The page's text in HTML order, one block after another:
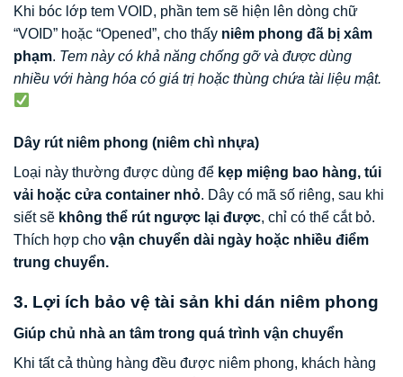
Khi bóc lớp tem VOID, phần tem sẽ hiện lên dòng chữ
“VOID” hoặc “Opened”, cho thấy niêm phong đã bị xâm
phạm. Tem này có khả năng chống gỡ và được dùng
nhiều với hàng hóa có giá trị hoặc thùng chứa tài liệu mật.
Dây rút niêm phong (niêm chì nhựa)
Loại này thường được dùng để kẹp miệng bao hàng, túi
vải hoặc cửa container nhỏ. Dây có mã số riêng, sau khi
siết sẽ không thể rút ngược lại được, chỉ có thể cắt bỏ.
Thích hợp cho vận chuyển dài ngày hoặc nhiều điểm
trung chuyển.
3. Lợi ích bảo vệ tài sản khi dán niêm phong
Giúp chủ nhà an tâm trong quá trình vận chuyển
Khi tất cả thùng hàng đều được niêm phong, khách hàng